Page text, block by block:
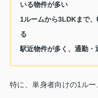
いる物件が多い
1ルームから3LDKまで
る
駅近物件が多く、通勤・
特に、単身者向けの1ル